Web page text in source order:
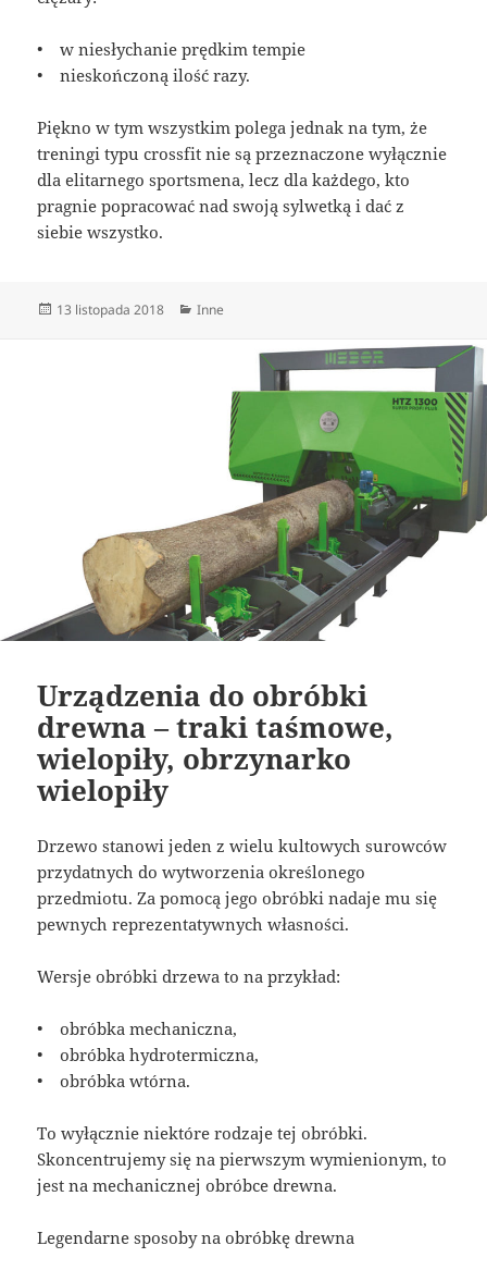
• w niesłychanie prędkim tempie
• nieskończoną ilość razy.
Piękno w tym wszystkim polega jednak na tym, że
treningi typu crossfit nie są przeznaczone wyłącznie
dla elitarnego sportsmena, lecz dla każdego, kto
pragnie popracować nad swoją sylwetką i dać z
siebie wszystko.
Data
13 listopada 2018 Kategorie
Inne
Urządzenia do obróbki
drewna – traki taśmowe,
wielopiły, obrzynarko
wielopiły
Drzewo stanowi jeden z wielu kultowych surowców
przydatnych do wytworzenia określonego
przedmiotu. Za pomocą jego obróbki nadaje mu się
pewnych reprezentatywnych własności.
Wersje obróbki drzewa to na przykład:
• obróbka mechaniczna,
• obróbka hydrotermiczna,
• obróbka wtórna.
To wyłącznie niektóre rodzaje tej obróbki.
Skoncentrujemy się na pierwszym wymienionym, to
jest na mechanicznej obróbce drewna.
Legendarne sposoby na obróbkę drewna